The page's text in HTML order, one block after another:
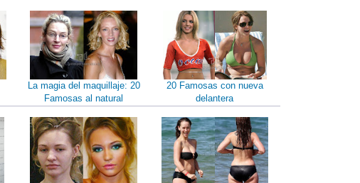
La magia del maquillaje: 20
Famosas al natural
20 Famosas con nueva
delantera